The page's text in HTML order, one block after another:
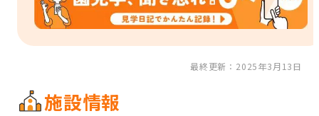
最終更新：2025年3月13日
施設情報